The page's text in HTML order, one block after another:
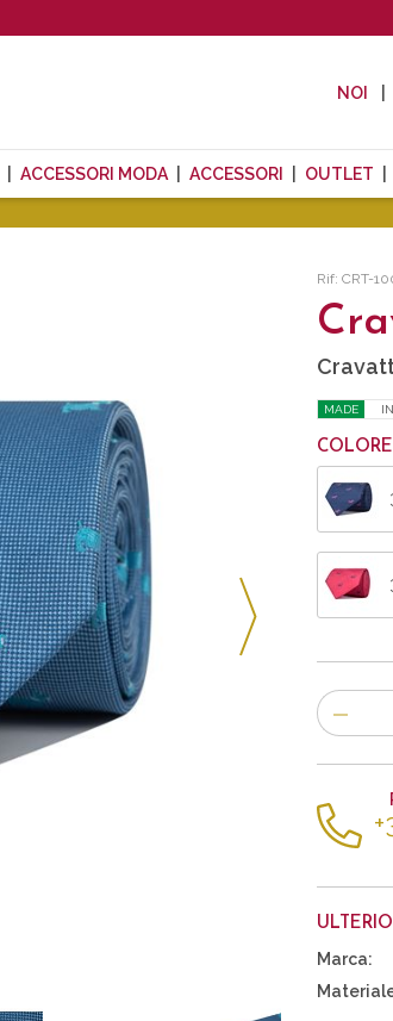
NOI
ACCESSORI MODA ACCESSORI OUTLET
Rif: CRT-
MADE IN
Numero
di
articoli
Marca: